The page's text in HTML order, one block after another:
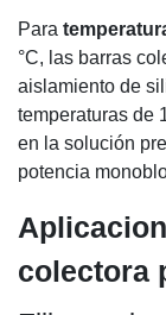
Para
°C, las barras
aislamiento de
temperaturas de
en la solución
potencia
colectora